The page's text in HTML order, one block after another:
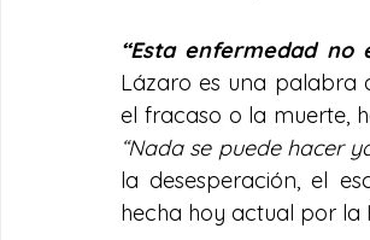
“Esta enfermedad
Lázaro es una palabra
“Nada se puede hacer
la desesperación, el
hecha hoy actual por la